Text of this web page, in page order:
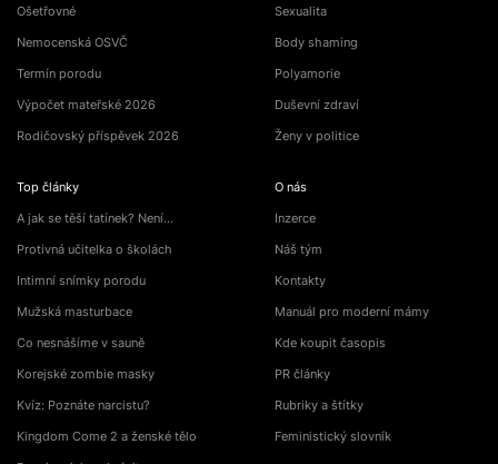
Ošetřovné
Nemocenská OSVČ
Termín porodu
Výpočet mateřské 2026
Rodičovský příspěvek 2026
Top články
A jak se těší tatínek? Není…
Protivná učitelka o školách
Intimní snímky porodu
Mužská masturbace
Co nesnášíme v sauně
Korejské zombie masky
Kvíz: Poznáte narcistu?
Kingdom Come 2 a ženské tělo
Sexualita
Body shaming
Polyamorie
Duševní zdraví
Ženy v politice
O nás
Inzerce
Náš tým
Kontakty
Manuál pro moderní mámy
Kde koupit časopis
PR články
Rubriky a štítky
Feministický slovník